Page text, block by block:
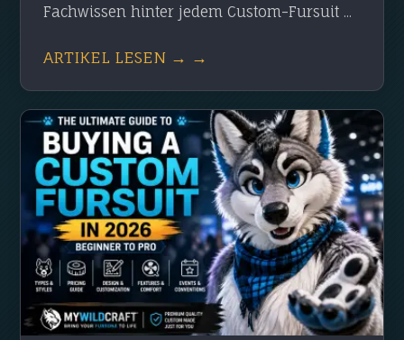
Fachwissen hinter jedem Custom-Fursuit ...
ARTIKEL LESEN → →